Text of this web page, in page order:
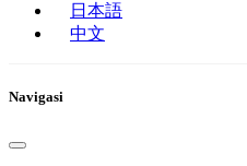
日本語
中文
Navigasi